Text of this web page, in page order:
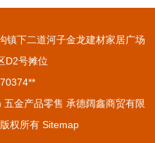
镇下二道河子金龙建材家居广场
D2号摊位
五金产品零售 承德阔鑫商贸有限
版权所有 Sitemap